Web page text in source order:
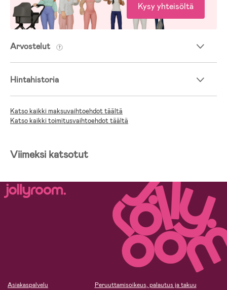
Kysy yhteisöltä
Arvostelut
Hintahistoria
Katso kaikki maksuvaihtoehdot täältä
Katso kaikki toimitusvaihtoehdot täältä
Viimeksi katsotut
Asiakaspalvelu
Peruuttamisoikeus, palautus ja takuu